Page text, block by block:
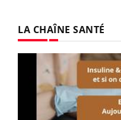
LA CHAÎNE SANTÉ